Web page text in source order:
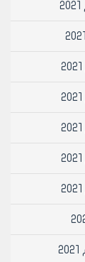
المتحققة
أكثر من
للقانون رقم
هذا ونشير هنا
قبل صدور
في معرض